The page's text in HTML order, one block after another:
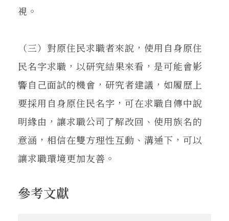
視。
（三）對原住民求職者來說，使用自身原住
民名字求職，以研究結果來看，是可能會影
響自己面試的機會，研究者建議，如履歷上
要採用自身原住民名字，可在求職自傳中說
明緣由，讓求職公司了解改回、使用族名的
意涵，相信在雙方理性互動、溝通下，可以
讓求職環境更加友善。
參考文獻